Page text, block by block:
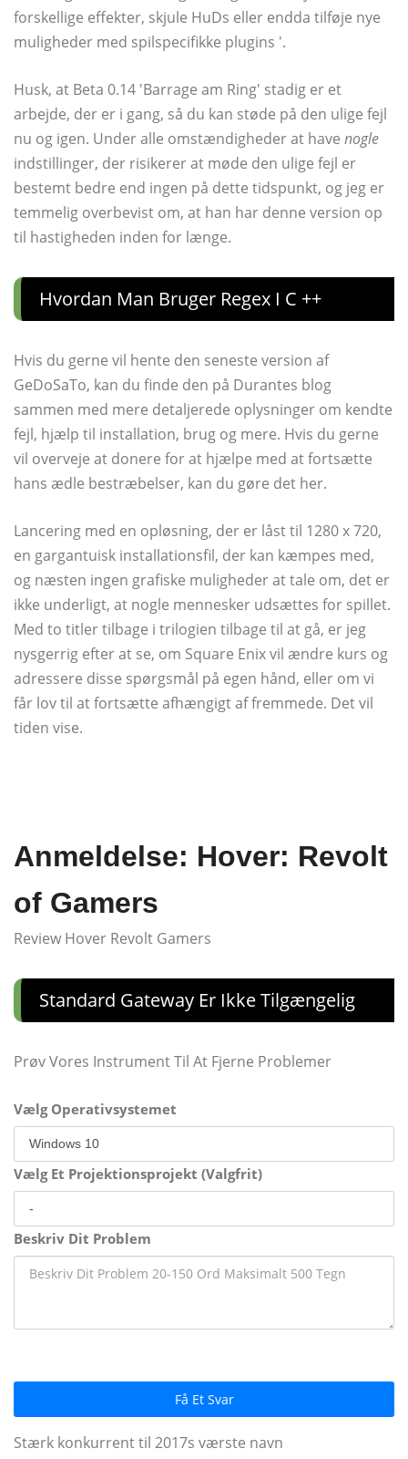
forskellige effekter, skjule HuDs eller endda tilføje nye
muligheder med spilspecifikke plugins '.
Husk, at Beta 0.14 'Barrage am Ring' stadig er et
arbejde, der er i gang, så du kan støde på den ulige fejl
nu og igen. Under alle omstændigheder at have nogle
indstillinger, der risikerer at møde den ulige fejl er
bestemt bedre end ingen på dette tidspunkt, og jeg er
temmelig overbevist om, at han har denne version op
til hastigheden inden for længe.
Hvordan Man Bruger Regex I C ++
Hvis du gerne vil hente den seneste version af
GeDoSaTo, kan du finde den på Durantes blog
sammen med mere detaljerede oplysninger om kendte
fejl, hjælp til installation, brug og mere. Hvis du gerne
vil overveje at donere for at hjælpe med at fortsætte
hans ædle bestræbelser, kan du gøre det her.
Lancering med en opløsning, der er låst til 1280 x 720,
en gargantuisk installationsfil, der kan kæmpes med,
og næsten ingen grafiske muligheder at tale om, det er
ikke underligt, at nogle mennesker udsættes for spillet.
Med to titler tilbage i trilogien tilbage til at gå, er jeg
nysgerrig efter at se, om Square Enix vil ændre kurs og
adressere disse spørgsmål på egen hånd, eller om vi
får lov til at fortsætte afhængigt af fremmede. Det vil
tiden vise.
Anmeldelse: Hover: Revolt
of Gamers
Review Hover Revolt Gamers
Standard Gateway Er Ikke Tilgængelig
Prøv Vores Instrument Til At Fjerne Problemer
Vælg Operativsystemet
Vælg Et Projektionsprojekt (Valgfrit)
Beskriv Dit Problem
Få Et Svar
Stærk konkurrent til 2017s værste navn